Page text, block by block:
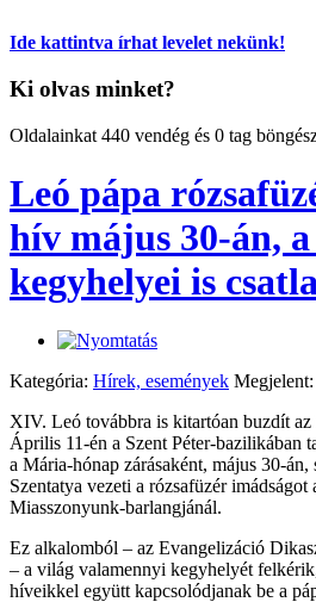
Ide kattintva írhat levelet nekünk!
Ki olvas minket?
Oldalainkat 440 vendég és 0 tag
Leó pápa
hív május 30-án,
kegyhelyei is
Kategória: Hírek, események
XIV. Leó továbbra is kitartóan buzdít az
Április 11-én a Szent Péter-bazilikában
a Mária-hónap zárásaként, május 30-
Szentatya vezeti a rózsafüzér
Miasszonyunk-barlangjánál.
Ez alkalomból – az Evangelizáció
– a világ valamennyi kegyhelyét
híveikkel együtt kapcsolódjanak be a